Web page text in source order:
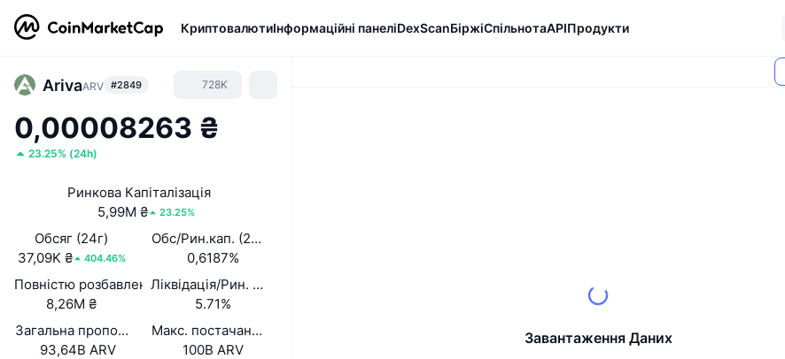
КриптовалютиІнформаційні панеліDexScanБіржіСпільнотаAPIПродукти
ArivaARV #2849 728K
0,00008263 ₴
23.25% (24h)
Ринкова Капіталізація
5,99M ₴
23.25%
Обсяг (24г)
37,09K ₴
404.46%
Обс/Рин.кап. (24 год.)
0,6187%
Повністю розбавлена вартість (FDV)
8,26M ₴
Ліквідація/Рин. кап.
5.71%
Загальна пропозиція
93,64B ARV
Макс. постачання
100B ARV
Завантаження Даних